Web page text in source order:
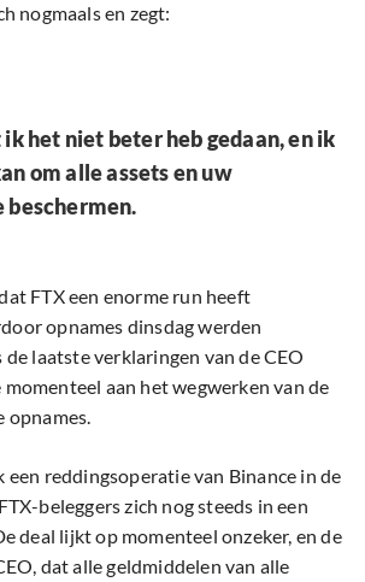
nogmaals en zegt:
het niet beter heb gedaan, en ik
om alle assets en uw
beschermen.
FTX een enorme run heeft
opnames dinsdag werden
de laatste verklaringen van de CEO
aan het wegwerken van de
opnames.
een reddingsoperatie van Binance in de
beleggers zich nog steeds in een
deal lijkt op momenteel onzeker, en de
dat alle geldmiddelen van alle